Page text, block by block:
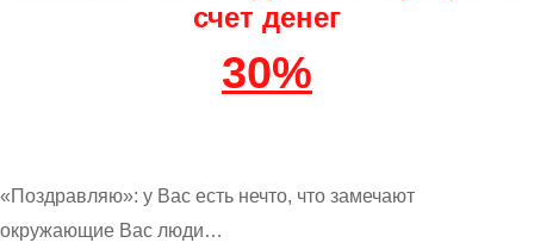
счет денег
30%
«Поздравляю»: у Вас есть нечто, что замечают
окружающие Вас люди…